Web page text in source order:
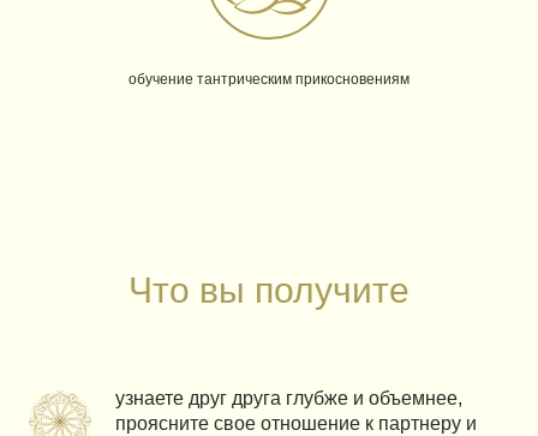
обучение тантрическим прикосновениям
Что вы получите
узнаете друг друга глубже и объемнее,
проясните свое отношение к партнеру и